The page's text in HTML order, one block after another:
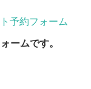
予約フォーム
ームです。